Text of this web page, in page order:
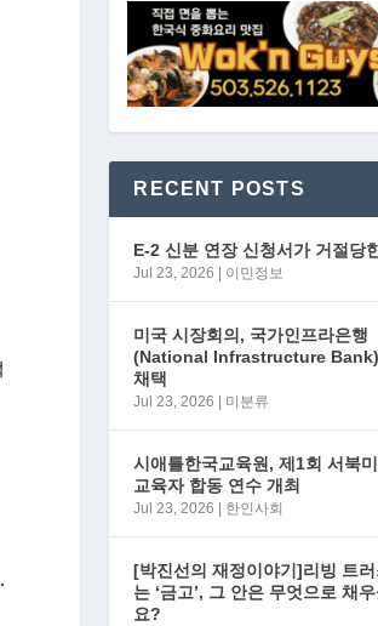
RECENT POSTS
E-2 신분 연장 신청서가 거절당
Jul 23, 2026 이민정보
미국 시장회의, 국가인프라은행
(National Infrastructure
채택
Jul 23, 2026 미분류
시애틀한국교육원, 제1회 서북
교육자 합동 연수 개최
Jul 23, 2026 한인사회
[박진선의 재정이야기]리빙 트
는 ‘금고’, 그 안은 무엇으로 채
요?